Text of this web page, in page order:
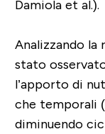
Damiola et al.).
Analizzando
stato
l’apporto di
che temporali
diminuendo